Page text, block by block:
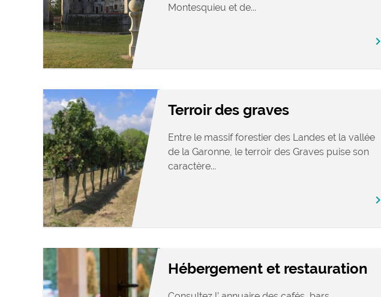
Montesquieu et de...
chevron_right
Terroir des graves
Entre le massif forestier des Landes et la vallée
de la Garonne, le terroir des Graves puise son
caractère...
chevron_right
Hébergement et restauration